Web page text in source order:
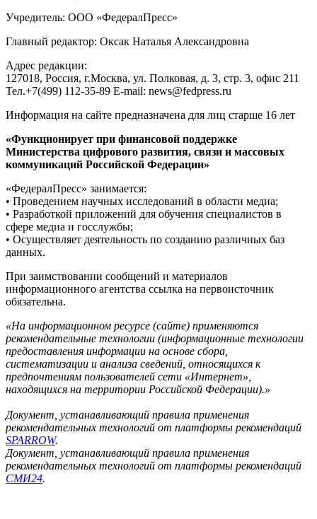
Учредитель: ООО «ФедералПресс»
Главный редактор: Оксак Наталья Александровна
Адрес редакции:
127018, Россия, г.Москва, ул. Полковая, д. 3, стр. 3, офис 211
Тел.+7(499) 112-35-89 E-mail: news@fedpress.ru
Информация на сайте предназначена для лиц старше 16 лет
«Функционирует при финансовой поддержке
Министерства цифрового развития, связи и массовых
коммуникаций Российской Федерации»
«ФедералПресс» занимается:
• Проведением научных исследований в области медиа;
• Разработкой приложений для обучения специалистов в
сфере медиа и госслужбы;
• Осуществляет деятельность по созданию различных баз
данных.
При заимствовании сообщений и материалов
информационного агентства ссылка на первоисточник
обязательна.
«На информационном ресурсе (сайте) применяются
рекомендательные технологии (информационные технологии
предоставления информации на основе сбора,
систематизации и анализа сведений, относящихся к
предпочтениям пользователей сети «Интернет»,
находящихся на территории Российской Федерации).»
Документ, устанавливающий правила применения
рекомендательных технологий от платформы рекомендаций
SPARROW.
Документ, устанавливающий правила применения
рекомендательных технологий от платформы рекомендаций
СМИ24.